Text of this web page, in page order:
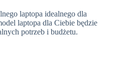
laptopa idealnego dla
laptopa dla Ciebie będzie
potrzeb i budżetu.